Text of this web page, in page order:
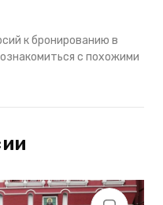
к бронированию в
с похожими